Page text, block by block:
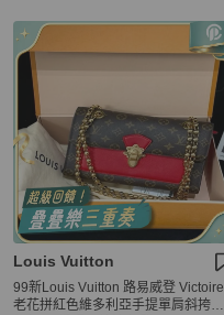
Louis Vuitton
99新Louis Vuitton 路易威登 Victoire
老花拼紅色維多利亞手提單肩斜挎鏈